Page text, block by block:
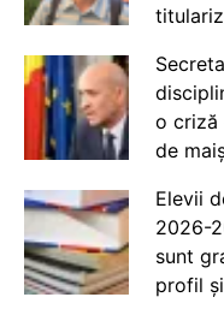
o criză
de
Elevii
2026-
sunt
profil